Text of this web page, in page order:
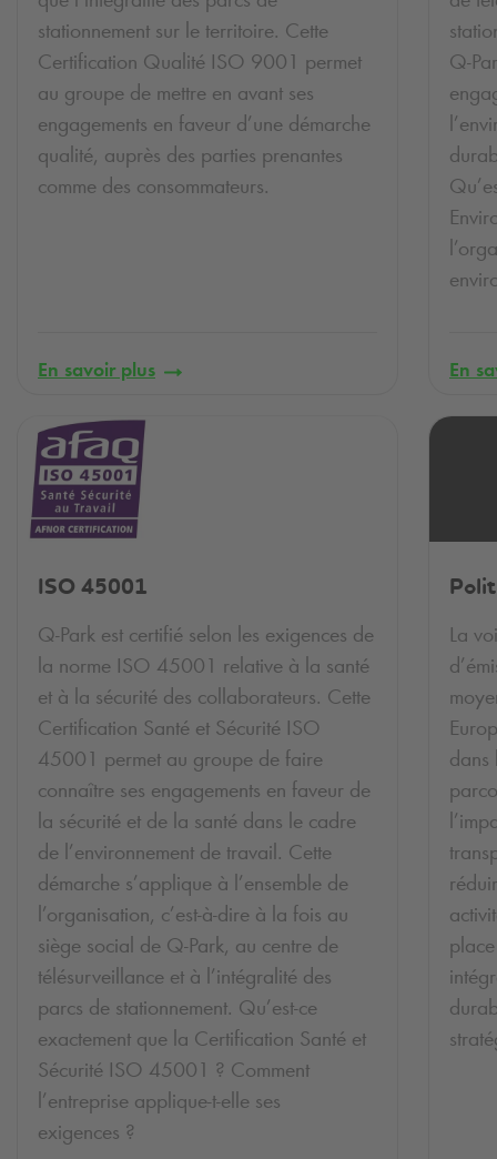
stationnement sur le territoire. Cette
Certification Qualité ISO 9001 permet
au groupe de mettre en avant ses
engagements en faveur d’une démarche
qualité, auprès des parties prenantes
comme des consommateurs.
En savoir plus
Q-
En
ISO 45001
Q-Park est certifié selon les exigences de
la norme ISO 45001 relative à la santé
et à la sécurité des collaborateurs. Cette
Certification Santé et Sécurité ISO
45001 permet au groupe de faire
connaître ses engagements en faveur de
la sécurité et de la santé dans le cadre
de l’environnement de travail. Cette
démarche s’applique à l’ensemble de
l’organisation, c’est-à-dire à la fois au
siège social de Q-Park, au centre de
télésurveillance et à l’intégralité des
parcs de stationnement. Qu’est-ce
exactement que la Certification Santé et
Sécurité ISO 45001 ? Comment
l’entreprise applique-t-elle ses
exigences ?
La
dans